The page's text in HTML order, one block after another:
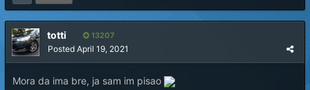
totti 13207
Posted April 19, 2021
Mora da ima bre, ja sam im pisao